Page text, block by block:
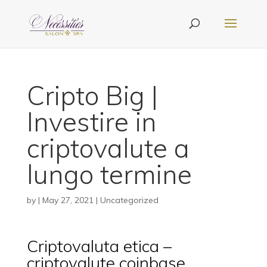
Cripto Big |
Investire in
criptovalute a
lungo termine
by | May 27, 2021| Uncategorized
Criptovaluta etica –
criptovalute coinbase